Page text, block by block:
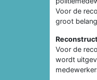
Voor de
groot
Voor de
wordt